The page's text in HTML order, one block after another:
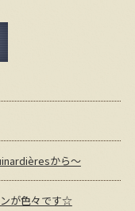
から～
が色々です☆